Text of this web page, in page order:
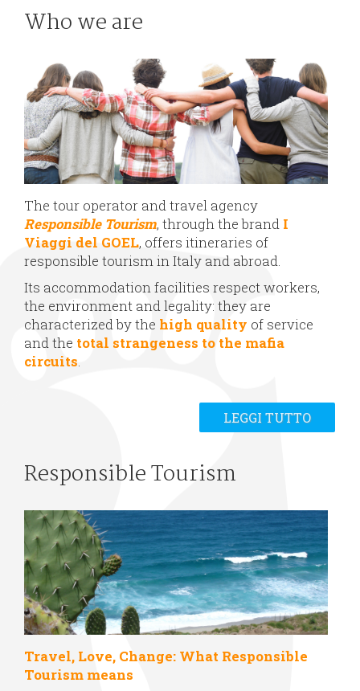
Who we are
The tour operator and travel agency
Responsible Tourism, through the brand I
Viaggi del GOEL, offers itineraries of
responsible tourism in Italy and abroad.
Its accommodation facilities respect workers,
the environment and legality: they are
characterized by the high quality of service
and the total strangeness to the mafia
circuits
LEGGI TUTTO
Responsible Tourism
Travel, Love, Change: What Responsible
Tourism means